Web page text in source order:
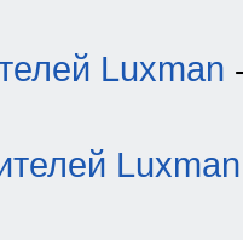
Luxman
Luxman